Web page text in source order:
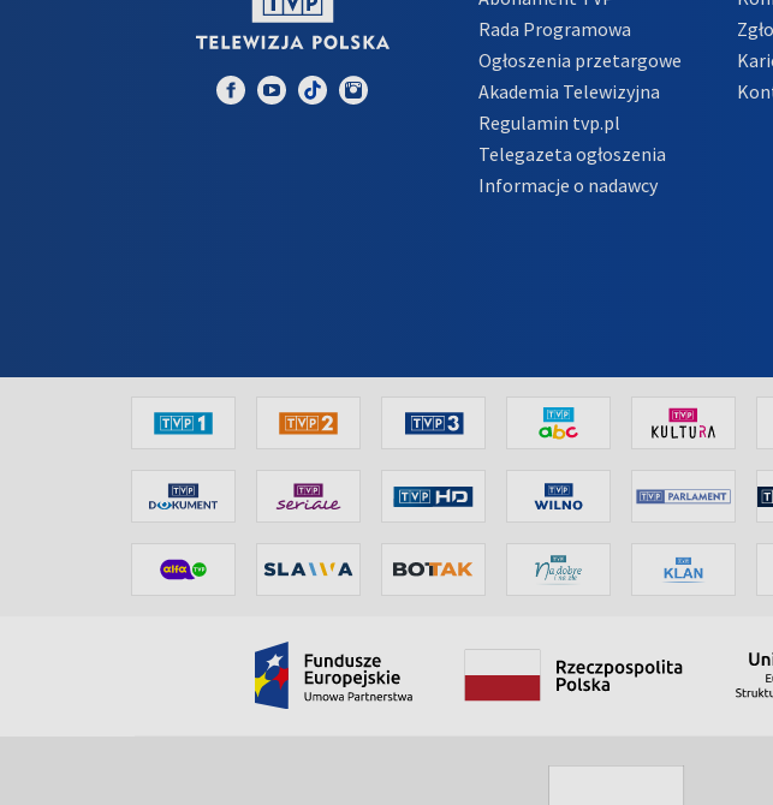
Rada Programowa
Ogłoszenia przetargowe
Akademia Telewizyjna
Regulamin tvp.pl
Telegazeta ogłoszenia
Informacje o nadawcy